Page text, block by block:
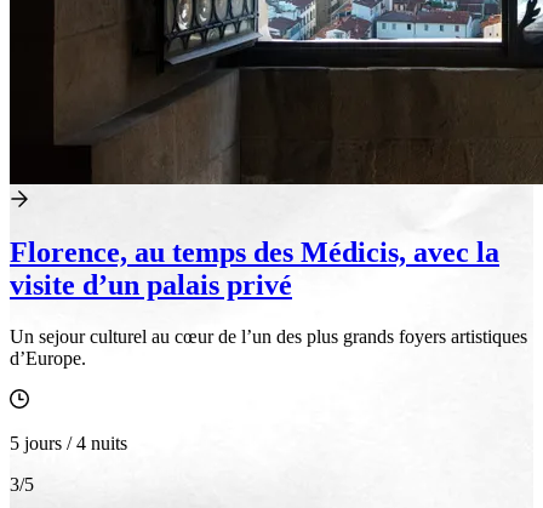
Florence, au temps des Médicis, avec la
visite d’un palais privé
Un sejour culturel au cœur de l’un des plus grands foyers artistiques
d’Europe.
5 jours / 4 nuits
3/5